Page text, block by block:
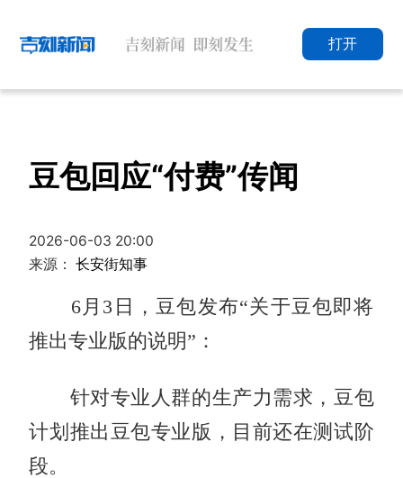
打开
豆包回应“付费”传闻
2026-06-03 20:00
来源：长安街知事
6月3日，豆包发布“关于豆包即将
推出专业版的说明”：
针对专业人群的生产力需求，豆包
计划推出豆包专业版，目前还在测试阶
段。